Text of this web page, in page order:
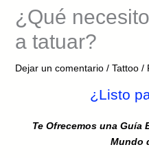
¿Qué
a tatuar?
Dejar un comentario / Tattoo/
¿Listo
Te Ofrecemos una Guía
Mundo